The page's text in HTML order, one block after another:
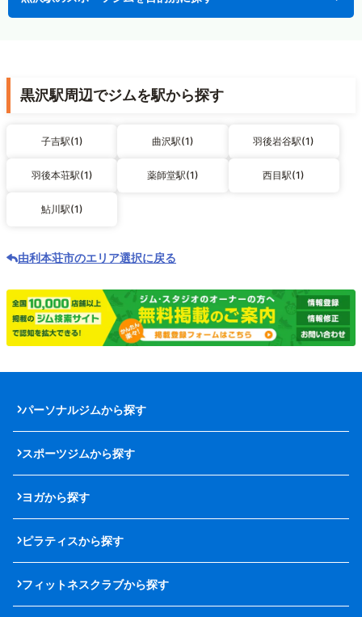
黒沢駅周辺でジムを駅から探す
子吉駅(1) 曲沢駅(1) 羽後岩谷駅(1)
羽後本荘駅(1) 薬師堂駅(1) 西目駅(1)
鮎川駅(1)
由利本荘市のエリア選択に戻る
パーソナルジムから探す
スポーツジムから探す
ヨガから探す
ピラティスから探す
フィットネスクラブから探す